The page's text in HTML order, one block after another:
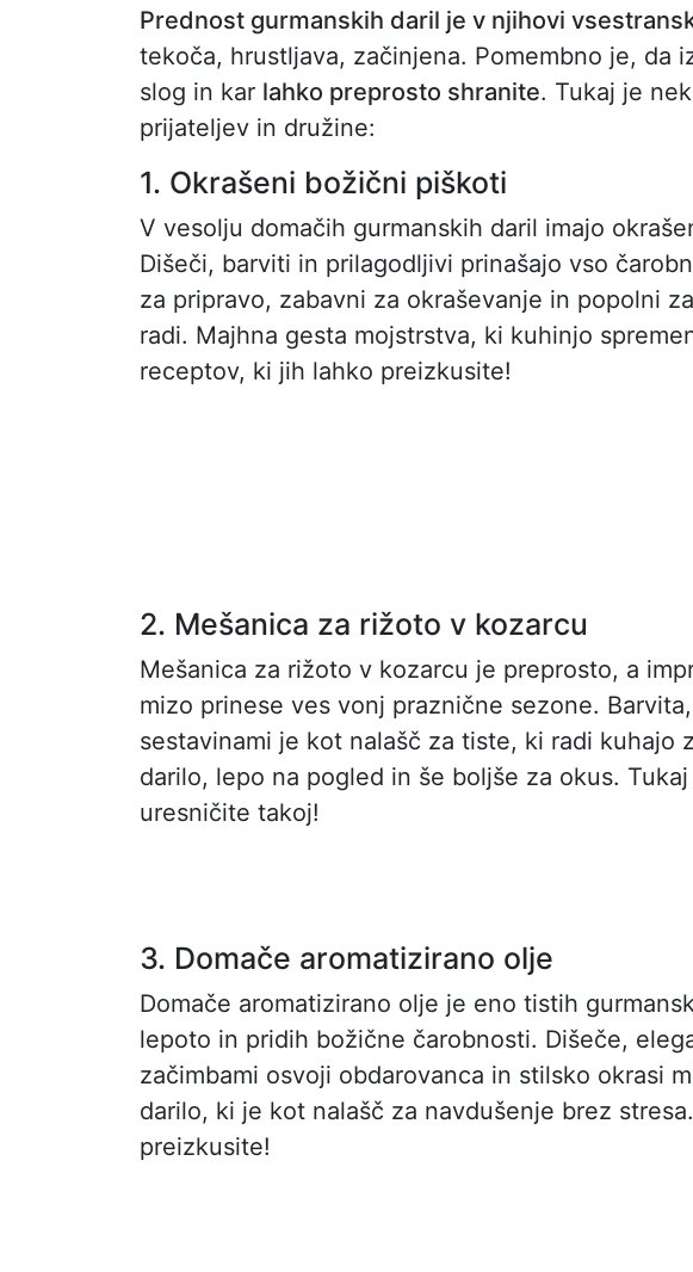
Prednost gurmanskih daril je v njihovi
tekoča, hrustljava, začinjena. Pomembno je, da
slog in kar lahko preprosto shranite. Tukaj je
prijateljev in družine:
1. Okrašeni božični piškoti
V vesolju domačih gurmanskih daril imajo
Dišeči, barviti in prilagodljivi prinašajo vso
za pripravo, zabavni za okraševanje in popolni
radi. Majhna gesta mojstrstva, ki kuhinjo
receptov, ki jih lahko preizkusite!
2. Mešanica za rižoto v kozarcu
Mešanica za rižoto v kozarcu je preprosto, a
mizo prinese ves vonj praznične sezone.
sestavinami je kot nalašč za tiste, ki radi kuhajo
darilo, lepo na pogled in še boljše za okus.
uresničite takoj!
3. Domače aromatizirano olje
Domače aromatizirano olje je eno tistih
lepoto in pridih božične čarobnosti. Dišeče,
začimbami osvoji obdarovanca in stilsko okrasi
darilo, ki je kot nalašč za navdušenje brez
preizkusite!